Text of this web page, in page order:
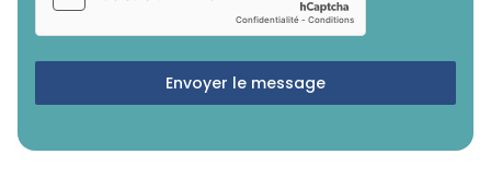
Envoyer le message